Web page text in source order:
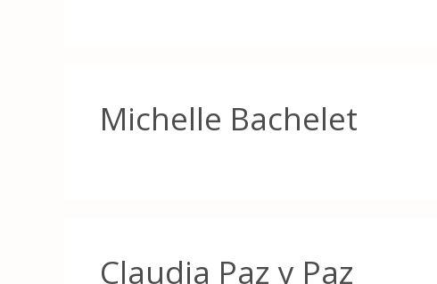
Michelle Bachelet
Claudia Paz y Paz